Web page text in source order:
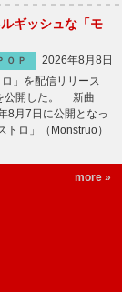
ギッシュな「モ
ＯＰ
2026年8月8日
」を配信リリース
公開した。 新曲
8月7日に公開となっ
ロ」（Monstruo）
more »